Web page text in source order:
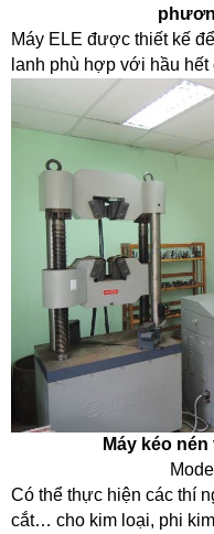
Máy ELE được thiết kế
lanh phù hợp với hầu
Máy kéo
Có thể thực hiện các thí
cắt… cho kim loại, phi